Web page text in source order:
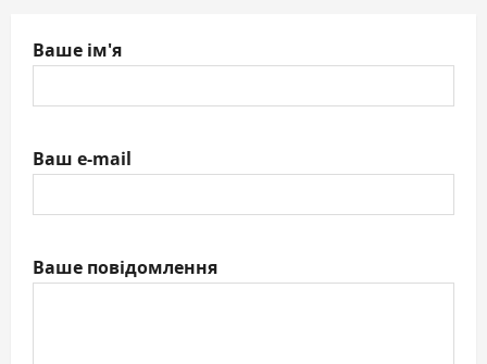
Ваше ім'я
Ваш e-mail
Ваше повідомлення